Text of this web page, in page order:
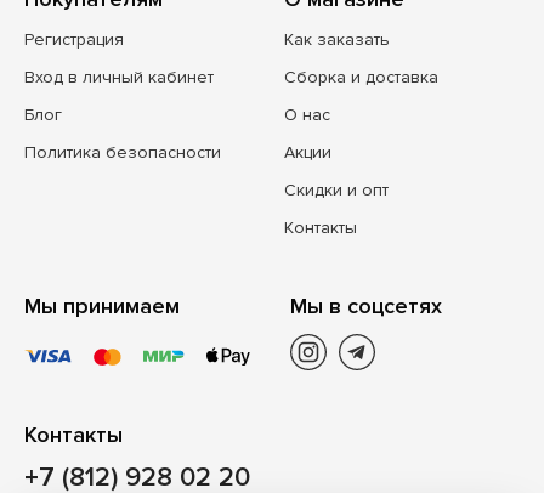
Регистрация
Вход в личный кабинет
Блог
Политика безопасности
Как заказать
Сборка и доставка
О нас
Акции
Скидки и опт
Контакты
Мы принимаем Мы в соцсетях
Контакты
+7 (812) 928 02 20